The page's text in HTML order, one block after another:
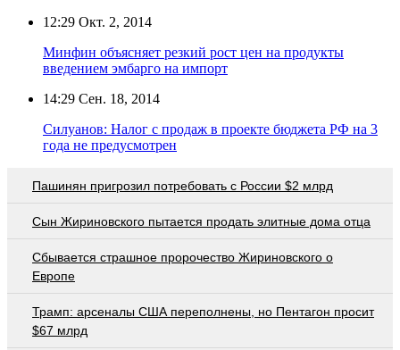
12:29 Окт. 2, 2014
Минфин объясняет резкий рост цен на продукты
введением эмбарго на импорт
14:29 Сен. 18, 2014
Силуанов: Налог с продаж в проекте бюджета РФ на 3
года не предусмотрен
Пашинян пригрозил потребовать c России $2 млрд
Сын Жириновского пытается продать элитные дома отца
Сбывается страшное пророчество Жириновского о
Европе
Трамп: арсеналы США переполнены, но Пентагон просит
$67 млрд